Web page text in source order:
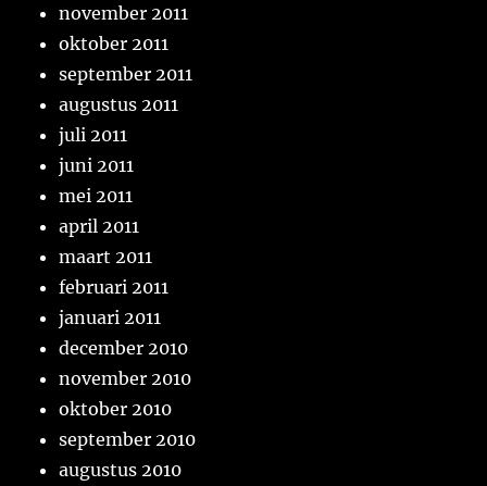
november 2011
oktober 2011
september 2011
augustus 2011
juli 2011
juni 2011
mei 2011
april 2011
maart 2011
februari 2011
januari 2011
december 2010
november 2010
oktober 2010
september 2010
augustus 2010